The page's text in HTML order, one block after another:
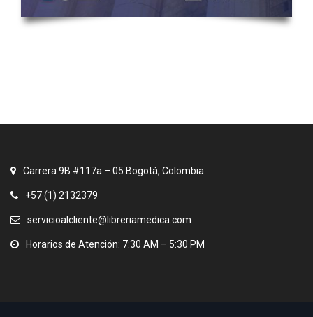
Carrera 9B #117a – 05 Bogotá, Colombia
+57 (1) 2132379
servicioalcliente@libreriamedica.com
Horarios de Atención: 7:30 AM – 5:30 PM